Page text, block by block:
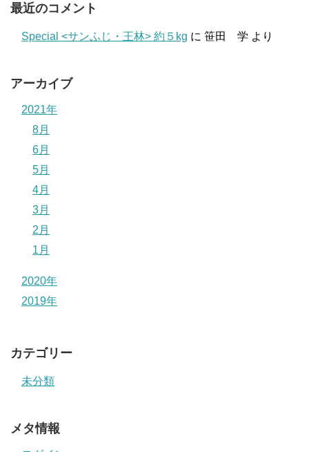
最近のコメント
Special <サンふじ・王林> 約５kg に 笹田 学 より
アーカイブ
2021年
8月
6月
5月
4月
3月
2月
1月
2020年
2019年
カテゴリー
未分類
メタ情報